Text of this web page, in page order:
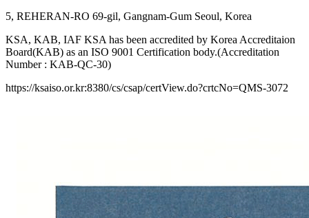
5, REHERAN-RO 69-gil, Gangnam-Gum Seoul, Korea
KSA, KAB, IAF KSA has been accredited by Korea Accreditaion
Board(KAB) as an ISO 9001 Certification body.(Accreditation
Number : KAB-QC-30)
https://ksaiso.or.kr:8380/cs/csap/certView.do?crtcNo=QMS-3072